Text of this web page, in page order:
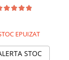
max 60km,
RAR
EPUIZAT
STOC